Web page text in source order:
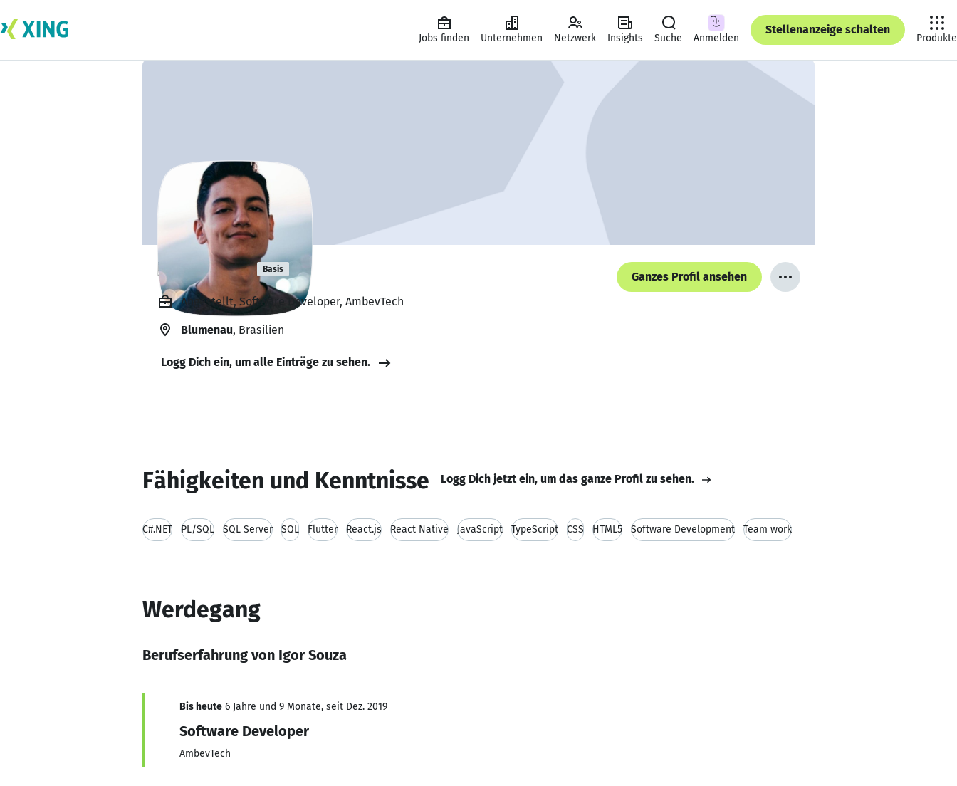
Jobs finden Unternehmen Netzwerk Insights Suche Anmelden
Stellenanzeige schalten
Produkte
Igor Souza Basis
Ganzes Profil ansehen
Angestellt, Software Developer, AmbevTech
Blumenau, Brasilien
Logg Dich ein, um alle Einträge zu sehen.
Fähigkeiten und Kenntnisse Logg Dich jetzt ein, um das ganze Profil zu sehen.
C#.NET PL/SQL SQL Server SQL Flutter React.js React Native JavaScript TypeScript CSS HTML5 Software Development Team work
Werdegang
Berufserfahrung von Igor Souza
Bis heute 6 Jahre und 9 Monate, seit Dez. 2019
Software Developer
AmbevTech